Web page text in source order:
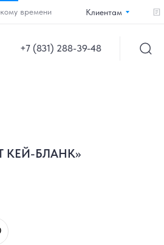
времени Клиентам
+7 (831) 288-39-48
КЕЙ-БЛАНК»